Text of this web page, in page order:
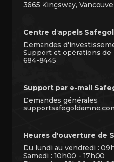
3665 Kingsway,
Centre d'appels
Demandes
Support et opérations de
684-8445
Support par e-mail
Demandes générales :
Heures d'ouverture de
Du lundi au vendredi :
Samedi : 10h00 - 17h00